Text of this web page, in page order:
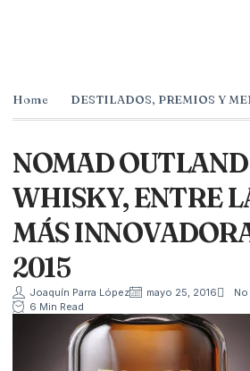
Home DESTILADOS, PREMIOS Y
NOMAD OUTLAND
WHISKY, ENTRE
MÁS
2015
Joaquín Parra López mayo 25, 2016
6 Min Read